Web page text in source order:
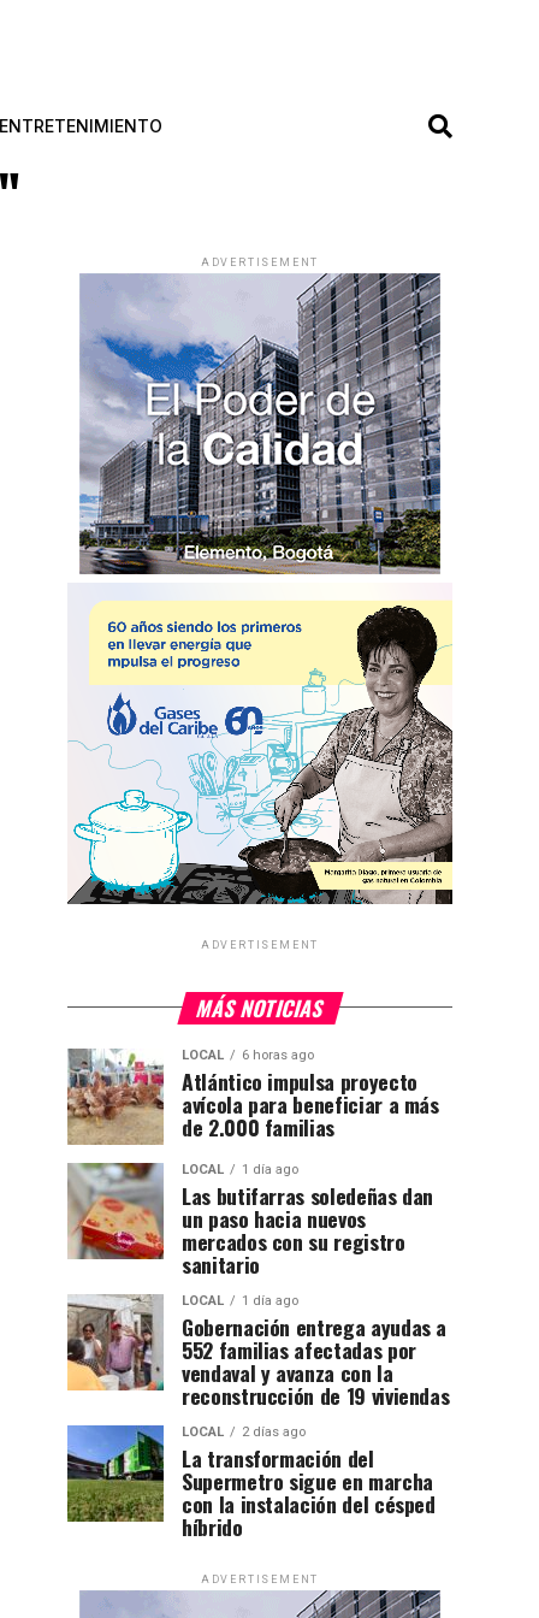
ENTRETENIMIENTO
ADVERTISEMENT
ADVERTISEMENT
MÁS NOTICIAS
LOCAL 6 horas ago
Atlántico impulsa proyecto
avícola para beneficiar a más
de 2.000 familias
LOCAL 1 día ago
Las butifarras soledeñas dan
un paso hacia nuevos
mercados con su registro
sanitario
LOCAL 1 día ago
Gobernación entrega ayudas a
552 familias afectadas por
vendaval y avanza con la
reconstrucción de 19 viviendas
LOCAL 2 días ago
La transformación del
Supermetro sigue en marcha
con la instalación del césped
híbrido
ADVERTISEMENT